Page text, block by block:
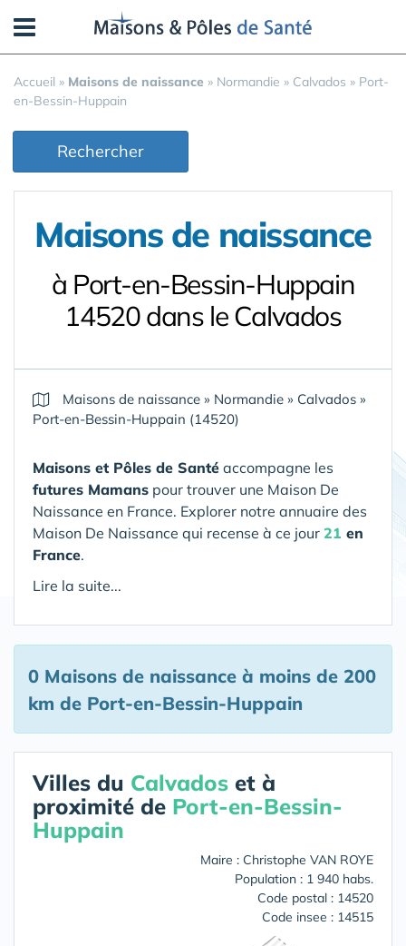
Accueil » Maisons de naissance » Normandie » Calvados » Port-
en-Bessin-Huppain
Rechercher
Maisons de naissance
à Port-en-Bessin-Huppain
14520 dans le Calvados
Maisons de naissance » Normandie » Calvados »
Port-en-Bessin-Huppain (14520)
Maisons et Pôles de Santé accompagne les
futures Mamans pour trouver une Maison De
Naissance en France. Explorer notre annuaire des
Maison De Naissance qui recense à ce jour 21 en
France.
Lire la suite...
0 Maisons de naissance à moins de 200
km de Port-en-Bessin-Huppain
Villes du Calvados et à
proximité de Port-en-Bessin-
Huppain
Maire : Christophe VAN ROYE
Population : 1 940 habs.
Code postal : 14520
Code insee : 14515
Panneau de gestion des cookies